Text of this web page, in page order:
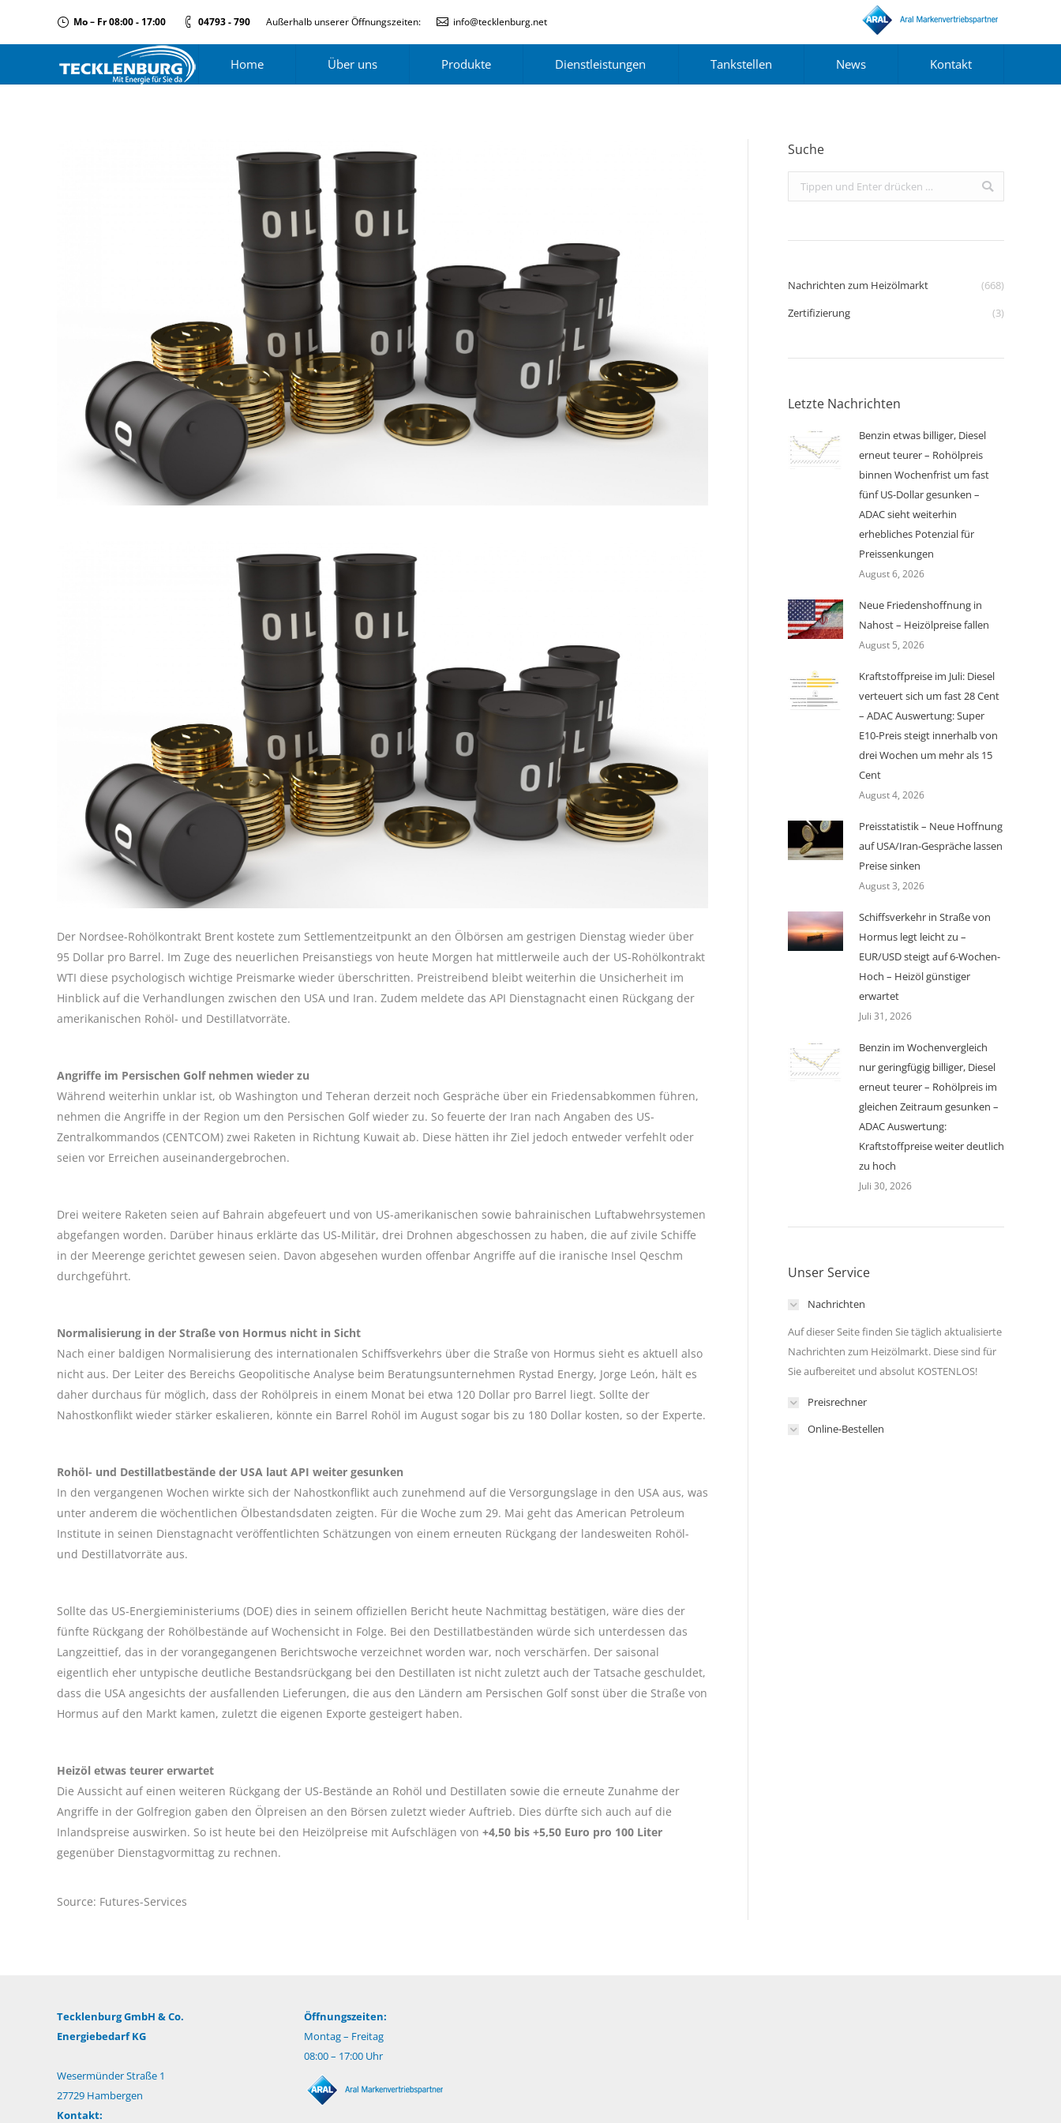
Mo – Fr 08:00 - 17:00 04793 - 790 Außerhalb unserer Öffnungszeiten: info@tecklenburg.net
Home Über uns Produkte Dienstleistungen Tankstellen News Kontakt
Der Nordsee-Rohölkontrakt Brent kostete zum Settlementzeitpunkt an den Ölbörsen am gestrigen Dienstag wieder über
95 Dollar pro Barrel. Im Zuge des neuerlichen Preisanstiegs von heute Morgen hat mittlerweile auch der US-Rohölkontrakt
WTI diese psychologisch wichtige Preismarke wieder überschritten. Preistreibend bleibt weiterhin die Unsicherheit im
Hinblick auf die Verhandlungen zwischen den USA und Iran. Zudem meldete das API Dienstagnacht einen Rückgang der
amerikanischen Rohöl- und Destillatvorräte.
Angriffe im Persischen Golf nehmen wieder zu
Während weiterhin unklar ist, ob Washington und Teheran derzeit noch Gespräche über ein Friedensabkommen führen,
nehmen die Angriffe in der Region um den Persischen Golf wieder zu. So feuerte der Iran nach Angaben des US-
Zentralkommandos (CENTCOM) zwei Raketen in Richtung Kuwait ab. Diese hätten ihr Ziel jedoch entweder verfehlt oder
seien vor Erreichen auseinandergebrochen.
Drei weitere Raketen seien auf Bahrain abgefeuert und von US-amerikanischen sowie bahrainischen Luftabwehrsystemen
abgefangen worden. Darüber hinaus erklärte das US-Militär, drei Drohnen abgeschossen zu haben, die auf zivile Schiffe
in der Meerenge gerichtet gewesen seien. Davon abgesehen wurden offenbar Angriffe auf die iranische Insel Qeschm
durchgeführt.
Normalisierung in der Straße von Hormus nicht in Sicht
Nach einer baldigen Normalisierung des internationalen Schiffsverkehrs über die Straße von Hormus sieht es aktuell also
nicht aus. Der Leiter des Bereichs Geopolitische Analyse beim Beratungsunternehmen Rystad Energy, Jorge León, hält es
daher durchaus für möglich, dass der Rohölpreis in einem Monat bei etwa 120 Dollar pro Barrel liegt. Sollte der
Nahostkonflikt wieder stärker eskalieren, könnte ein Barrel Rohöl im August sogar bis zu 180 Dollar kosten, so der Experte.
Rohöl- und Destillatbestände der USA laut API weiter gesunken
In den vergangenen Wochen wirkte sich der Nahostkonflikt auch zunehmend auf die Versorgungslage in den USA aus, was
unter anderem die wöchentlichen Ölbestandsdaten zeigten. Für die Woche zum 29. Mai geht das American Petroleum
Institute in seinen Dienstagnacht veröffentlichten Schätzungen von einem erneuten Rückgang der landesweiten Rohöl-
und Destillatvorräte aus.
Sollte das US-Energieministeriums (DOE) dies in seinem offiziellen Bericht heute Nachmittag bestätigen, wäre dies der
fünfte Rückgang der Rohölbestände auf Wochensicht in Folge. Bei den Destillatbeständen würde sich unterdessen das
Langzeittief, das in der vorangegangenen Berichtswoche verzeichnet worden war, noch verschärfen. Der saisonal
eigentlich eher untypische deutliche Bestandsrückgang bei den Destillaten ist nicht zuletzt auch der Tatsache geschuldet,
dass die USA angesichts der ausfallenden Lieferungen, die aus den Ländern am Persischen Golf sonst über die Straße von
Hormus auf den Markt kamen, zuletzt die eigenen Exporte gesteigert haben.
Heizöl etwas teurer erwartet
Die Aussicht auf einen weiteren Rückgang der US-Bestände an Rohöl und Destillaten sowie die erneute Zunahme der
Angriffe in der Golfregion gaben den Ölpreisen an den Börsen zuletzt wieder Auftrieb. Dies dürfte sich auch auf die
Inlandspreise auswirken. So ist heute bei den Heizölpreise mit Aufschlägen von +4,50 bis +5,50 Euro pro 100 Liter
gegenüber Dienstagvormittag zu rechnen.
Source: Futures-Services
Suche
Search:
Nachrichten zum Heizölmarkt
(668)
Zertifizierung
(3)
Letzte Nachrichten
Benzin etwas billiger, Diesel
erneut teurer – Rohölpreis
binnen Wochenfrist um fast
fünf US-Dollar gesunken –
ADAC sieht weiterhin
erhebliches Potenzial für
Preissenkungen
August 6, 2026
Neue Friedenshoffnung in
Nahost – Heizölpreise fallen
August 5, 2026
Kraftstoffpreise im Juli: Diesel
verteuert sich um fast 28 Cent
– ADAC Auswertung: Super
E10-Preis steigt innerhalb von
drei Wochen um mehr als 15
Cent
August 4, 2026
Preisstatistik – Neue Hoffnung
auf USA/Iran-Gespräche lassen
Preise sinken
August 3, 2026
Schiffsverkehr in Straße von
Hormus legt leicht zu –
EUR/USD steigt auf 6-Wochen-
Hoch – Heizöl günstiger
erwartet
Juli 31, 2026
Benzin im Wochenvergleich
nur geringfügig billiger, Diesel
erneut teurer – Rohölpreis im
gleichen Zeitraum gesunken –
ADAC Auswertung:
Kraftstoffpreise weiter deutlich
zu hoch
Juli 30, 2026
Unser Service
Nachrichten
Auf dieser Seite finden Sie täglich aktualisierte
Nachrichten zum Heizölmarkt. Diese sind für
Sie aufbereitet und absolut KOSTENLOS!
Preisrechner
Online-Bestellen
Tecklenburg GmbH & Co.
Energiebedarf KG
Wesermünder Straße 1
27729 Hambergen
Kontakt:
Öffnungszeiten:
Montag – Freitag
08:00 – 17:00 Uhr